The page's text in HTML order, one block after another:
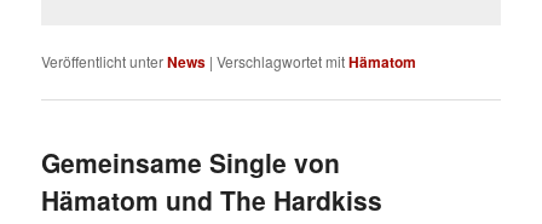
Veröffentlicht unterNews |Verschlagwortet mitHämatom
Gemeinsame Single von
Hämatom und The Hardkiss